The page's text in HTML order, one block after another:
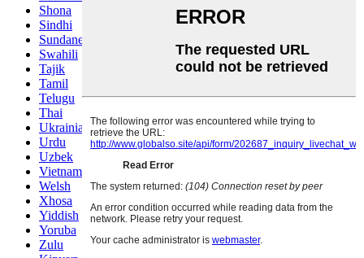
Shona
Sindhi
Sundanese
Swahili
Tajik
Tamil
Telugu
Thai
Ukrainian
Urdu
Uzbek
Vietnamese
Welsh
Xhosa
Yiddish
Yoruba
Zulu